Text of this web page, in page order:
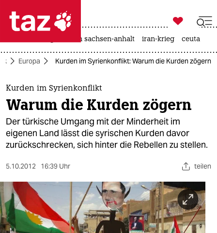
 taz zahl ich
taz zahl ich
themen
politik
öko
sport
berlin

taz zahl ich
landtagswahl in sachsen-anhalt iran-krieg ceuta
Europa Kurden im Syrienkonflikt: Warum die Kurden zögern
Kurden im Syrienkonflikt
Warum die Kurden zögern
Der türkische Umgang mit der Minderheit im
eigenen Land lässt die syrischen Kurden davor
zurückschrecken, sich hinter die Rebellen zu stellen.
5.10.2012 16:39 Uhr teilen